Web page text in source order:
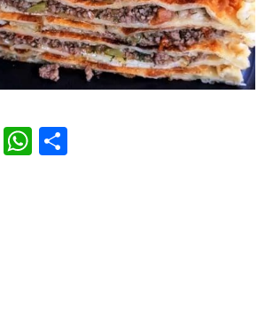
TwitterWhatsApp